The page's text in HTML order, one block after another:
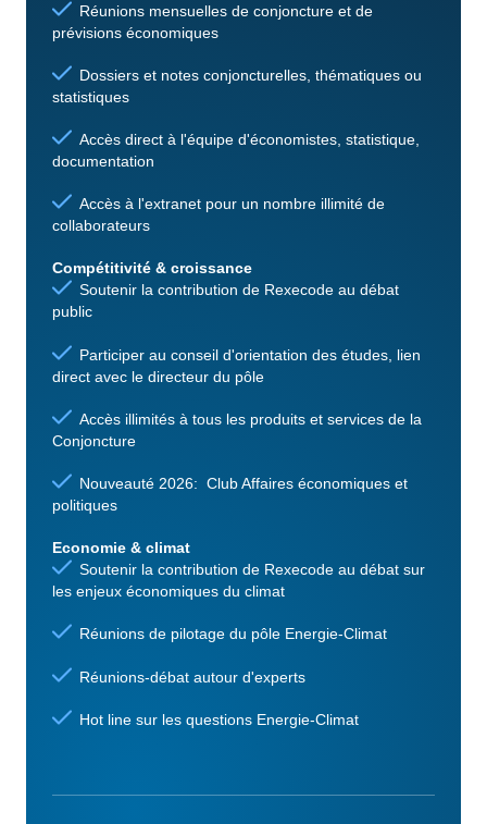
Réunions mensuelles de conjoncture et de
prévisions économiques
Dossiers et notes conjoncturelles, thématiques ou
statistiques
Accès direct à l'équipe d'économistes, statistique,
documentation
Accès à l'extranet pour un nombre illimité de
collaborateurs
Compétitivité & croissance
Soutenir la contribution de Rexecode au débat
public
Participer au conseil d'orientation des études, lien
direct avec le directeur du pôle
Accès illimités à tous les produits et services de la
Conjoncture
Nouveauté 2026: Club Affaires économiques et
politiques
Economie & climat
Soutenir la contribution de Rexecode au débat sur
les enjeux économiques du climat
Réunions de pilotage du pôle Energie-Climat
Réunions-débat autour d'experts
Hot line sur les questions Energie-Climat